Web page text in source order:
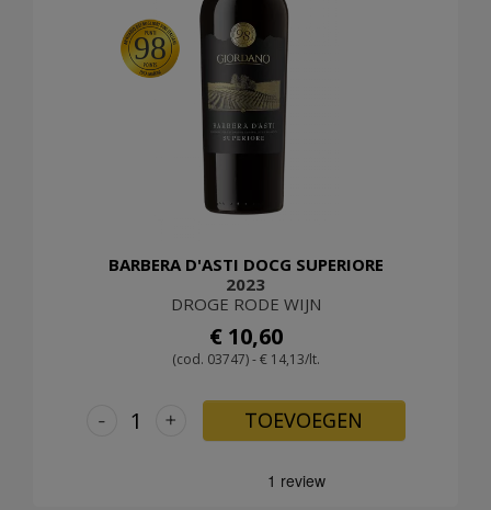
98
BARBERA D'ASTI DOCG SUPERIORE
2023
DROGE RODE WIJN
€ 10,60
(cod. 03747) - € 14,13/lt.
+
- TOEVOEGEN